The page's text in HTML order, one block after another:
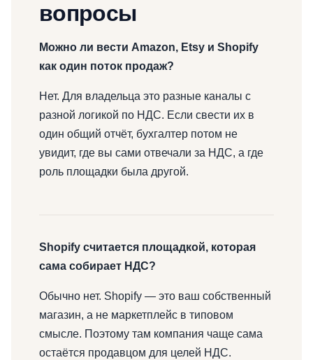
вопросы
Можно ли вести Amazon, Etsy и Shopify
как один поток продаж?
Нет. Для владельца это разные каналы с
разной логикой по НДС. Если свести их в
один общий отчёт, бухгалтер потом не
увидит, где вы сами отвечали за НДС, а где
роль площадки была другой.
Shopify считается площадкой, которая
сама собирает НДС?
Обычно нет. Shopify — это ваш собственный
магазин, а не маркетплейс в типовом
смысле. Поэтому там компания чаще сама
остаётся продавцом для целей НДС.